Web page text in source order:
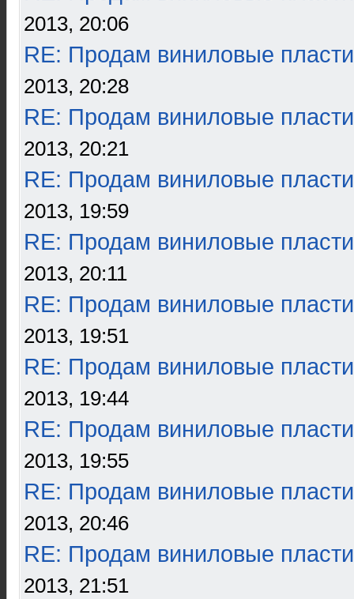
2013, 20:06
RE: Продам виниловые
2013, 20:28
RE: Продам виниловые
2013, 20:21
RE: Продам виниловые
2013, 19:59
RE: Продам виниловые
2013, 20:11
RE: Продам виниловые
2013, 19:51
RE: Продам виниловые
2013, 19:44
RE: Продам виниловые
2013, 19:55
RE: Продам виниловые
2013, 20:46
RE: Продам виниловые
2013, 21:51